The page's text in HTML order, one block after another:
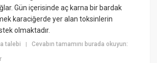
Gün içerisinde aç karna bir bardak
karaciğerde yer alan toksinlerin
olmaktadır.
talebi |Cevabın tamamını burada okuyun: